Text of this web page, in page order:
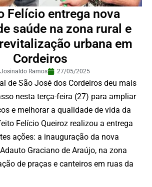
Felício entrega nova
saúde na zona rural e
urbana em
Cordeiros
Josinaldo Ramos 27/05/2025
de São José dos Cordeiros deu mais
nesta terça-feira (27) para ampliar
e melhorar a qualidade de vida da
Felício Queiroz realizou a entrega
ações: a inauguração da nova
Graciano de Araújo, na zona
de praças e canteiros em ruas da